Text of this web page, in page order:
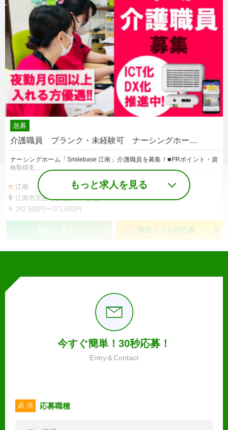
急募
介護職員 ブランク・未経験可 ナーシングホー…
ナーシングホーム「Smilebase 江南」介護職員を募集！■PRポイント・資
格取得支…
江南
江南市宮後町砂場東245番地
282,500円〜371,000円
簡単！３０秒応募
もっと求人を見る
今すぐ簡単！30秒応募！
Entry＆Contact
必 須 応募職種